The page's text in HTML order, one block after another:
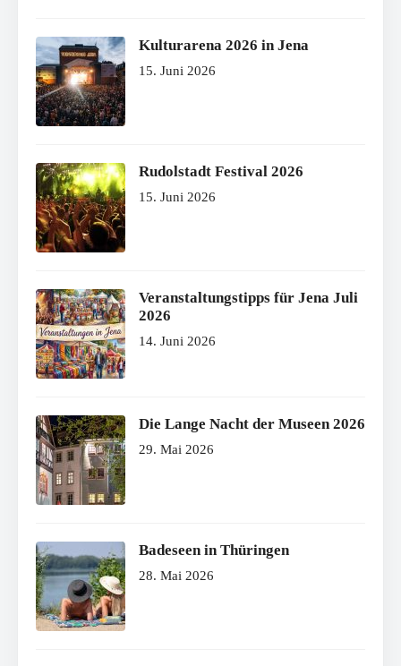
Kulturarena 2026 in Jena
15. Juni 2026
Rudolstadt Festival 2026
15. Juni 2026
Veranstaltungstipps für Jena Juli
2026
14. Juni 2026
Die Lange Nacht der Museen 2026
29. Mai 2026
Badeseen in Thüringen
28. Mai 2026